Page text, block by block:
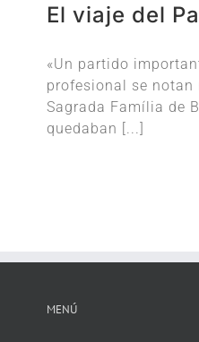
El viaje del
«Un partido
profesional se notan
Sagrada Família de
quedaban [...]
MENÚ